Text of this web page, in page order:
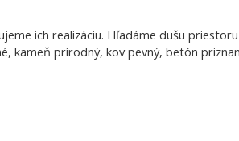
ich realizáciu. Hľadáme dušu
prírodný, kov pevný, betón